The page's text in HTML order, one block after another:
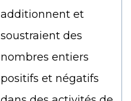
additionnent et
soustraient des
nombres entiers
positifs et négatifs